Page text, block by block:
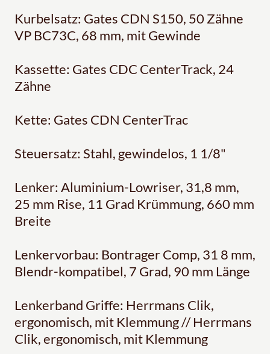
Kurbelsatz: Gates CDN S150, 50 Zähne
VP BC73C, 68 mm, mit Gewinde
Kassette: Gates CDC CenterTrack, 24
Zähne
Kette: Gates CDN CenterTrac
Steuersatz: Stahl, gewindelos, 1 1/8"
Lenker: Aluminium-Lowriser, 31,8 mm,
25 mm Rise, 11 Grad Krümmung, 660 mm
Breite
Lenkervorbau: Bontrager Comp, 31 8 mm,
Blendr-kompatibel, 7 Grad, 90 mm Länge
Lenkerband Griffe: Herrmans Clik,
ergonomisch, mit Klemmung // Herrmans
Clik, ergonomisch, mit Klemmung